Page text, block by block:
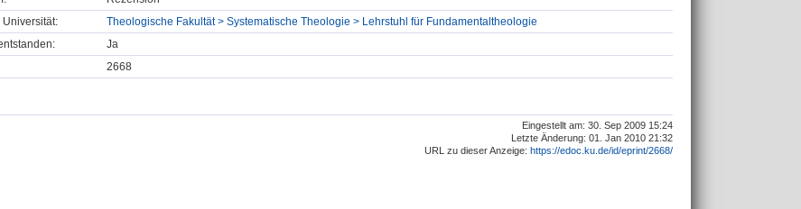
Universität:
Theologische Fakultät > Systematische Theologie > Lehrstuhl für Fundamentaltheologie
Ja
2668
Eingestellt am: 30. Sep 2009 15:24
Letzte Änderung: 01. Jan 2010 21:32
URL zu dieser Anzeige: https://edoc.ku.de/id/eprint/2668/